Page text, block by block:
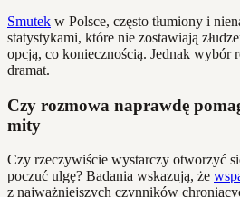
Smutek w Polsce, często tłumiony i
statystykami, które nie zostawiają
opcją, co koniecznością. Jednak wybór
dramat.
Czy rozmowa naprawdę
mity
Czy rzeczywiście wystarczy otworzyć
poczuć ulgę? Badania wskazują, że
z najważniejszych czynników